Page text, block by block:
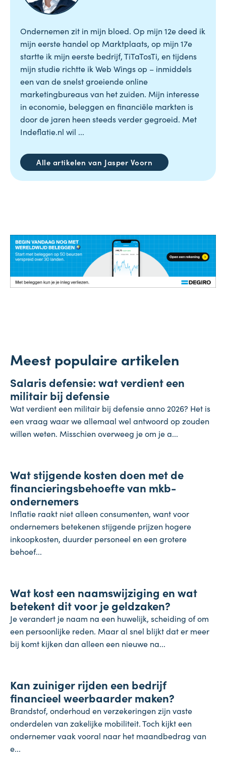
Ondernemen zit in mijn bloed. Op mijn 12e deed ik
mijn eerste handel op Marktplaats, op mijn 17e
startte ik mijn eerste bedrijf, TiTaTosTi, en tijdens
mijn studie richtte ik Web Wings op – inmiddels
een van de snelst groeiende online
marketingbureaus van het zuiden. Mijn interesse
in economie, beleggen en financiële markten is
door de jaren heen steeds verder gegroeid. Met
Indeflatie.nl wil ...
Alle artikelen van Jasper Voorn
Meest populaire artikelen
7 augustus 2026
Salaris defensie: wat verdient een
militair bij defensie
Wat verdient een militair bij defensie anno 2026? Het is
een vraag waar we allemaal wel antwoord op zouden
willen weten. Misschien overweeg je om je a...
4 augustus 2026
Wat stijgende kosten doen met de
financieringsbehoefte van mkb-
ondernemers
Inflatie raakt niet alleen consumenten, want voor
ondernemers betekenen stijgende prijzen hogere
inkoopkosten, duurder personeel en een grotere
behoef...
31 juli 2026
Wat kost een naamswijziging en wat
betekent dit voor je geldzaken?
Je verandert je naam na een huwelijk, scheiding of om
een persoonlijke reden. Maar al snel blijkt dat er meer
bij komt kijken dan alleen een nieuwe na...
28 juli 2026
Kan zuiniger rijden een bedrijf
financieel weerbaarder maken?
Brandstof, onderhoud en verzekeringen zijn vaste
onderdelen van zakelijke mobiliteit. Toch kijkt een
ondernemer vaak vooral naar het maandbedrag van
e...